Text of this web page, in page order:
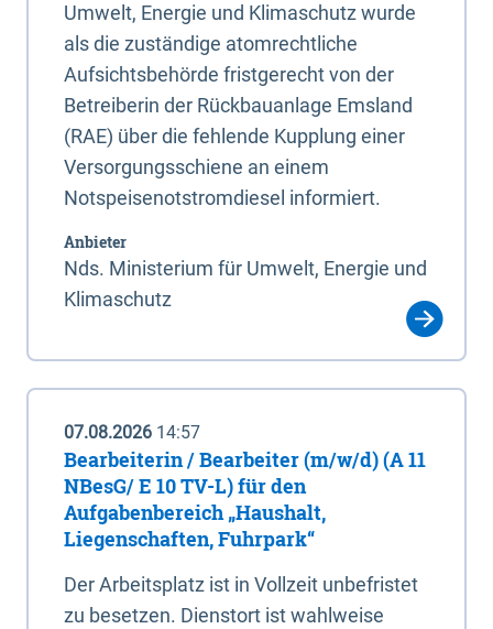
Umwelt, Energie und Klimaschutz wurde
als die zuständige atomrechtliche
Aufsichtsbehörde fristgerecht von der
Betreiberin der Rückbauanlage Emsland
(RAE) über die fehlende Kupplung einer
Versorgungsschiene an einem
Notspeisenotstromdiesel informiert.
Anbieter
Nds. Ministerium für Umwelt, Energie und
Klimaschutz
07.08.2026 14:57
Bearbeiterin / Bearbeiter (m/w/d) (A 11
NBesG/ E 10 TV-L) für den
Aufgabenbereich „Haushalt,
Liegenschaften, Fuhrpark“
Der Arbeitsplatz ist in Vollzeit unbefristet
zu besetzen. Dienstort ist wahlweise